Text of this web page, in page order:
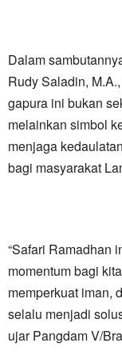
​Dalam
Rudy Saladin,
gapura ini bukan
melainkan simbol
menjaga
bagi masyarakat
“Safari Ramadhan
momentum bagi
memperkuat iman,
selalu menjadi
ujar Pangdam V/